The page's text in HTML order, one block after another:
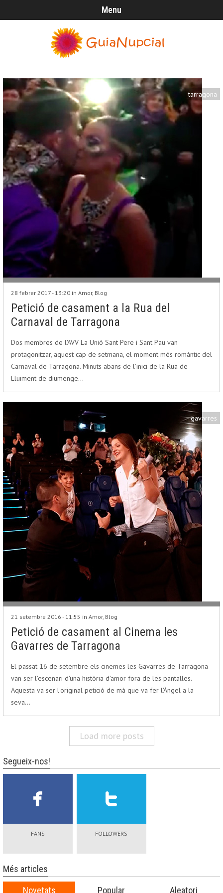
Menu
tarragona
28 febrer 2017 - 13:20 in Amor, Blog
Petició de casament a la Rua del
Carnaval de Tarragona
Dos membres de l'AVV La Unió Sant Pere i Sant Pau van
protagonitzar, aquest cap de setmana, el moment més romàntic del
Carnaval de Tarragona. Minuts abans de l'inici de la Rua de
Lluïment de diumenge…
gavarres
21 setembre 2016 - 11:55 in Amor, Blog
Petició de casament al Cinema les
Gavarres de Tarragona
El passat 16 de setembre els cinemes les Gavarres de Tarragona
van ser l'escenari d'una història d'amor fora de les pantalles.
Aquesta va ser l'original petició de mà que va fer l'Àngel a la
seva…
Load more posts
Segueix-nos!
FANS FOLLOWERS
Més articles
Novetats Popular Aleatori